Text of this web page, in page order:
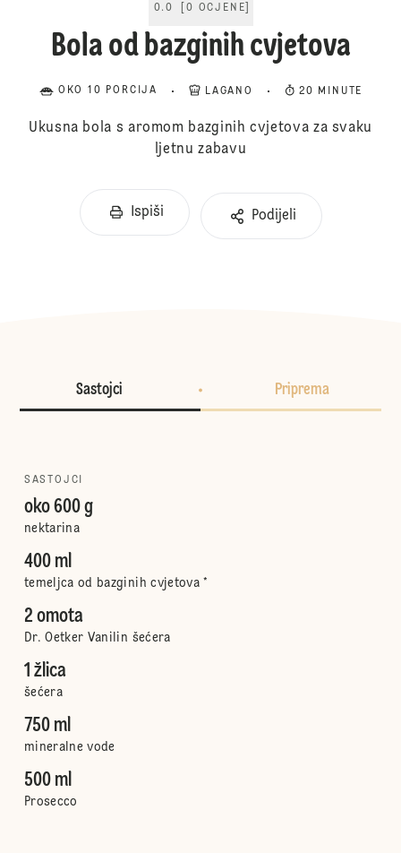
0.0 0 OCJENE
Bola od bazginih cvjetova
OKO 10 PORCIJA LAGANO 20 MINUTE
Ukusna bola s aromom bazginih cvjetova za svaku
ljetnu zabavu
Ispiši Podijeli
Sastojci Priprema
SASTOJCI
oko 600 g
nektarina
400 ml
temeljca od bazginih cvjetova *
2 omota
Dr. Oetker Vanilin šećera
1 žlica
šećera
750 ml
mineralne vode
500 ml
Prosecco